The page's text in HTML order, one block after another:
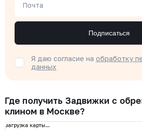
Почта
Подписаться
Я даю согласие на обработку
данных
Где получить Задвижки с
клином в Москве?
загрузка карты...